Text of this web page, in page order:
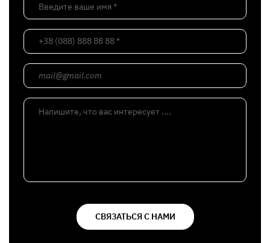
Введите ваше имя *
+38 (088) 888 88 88 *
mail@gmail.com
Напишите, что вас интересует ....
СВЯЗАТЬСЯ С НАМИ